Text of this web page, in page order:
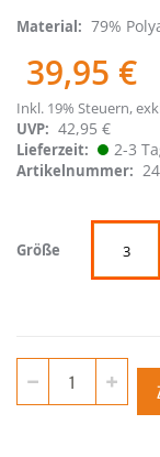
Material 79%
39,95 €
Inkl. 19% Steuern,
UVP: 42,95 €
Lieferzeit 2-3
Artikelnummer
Größe 3